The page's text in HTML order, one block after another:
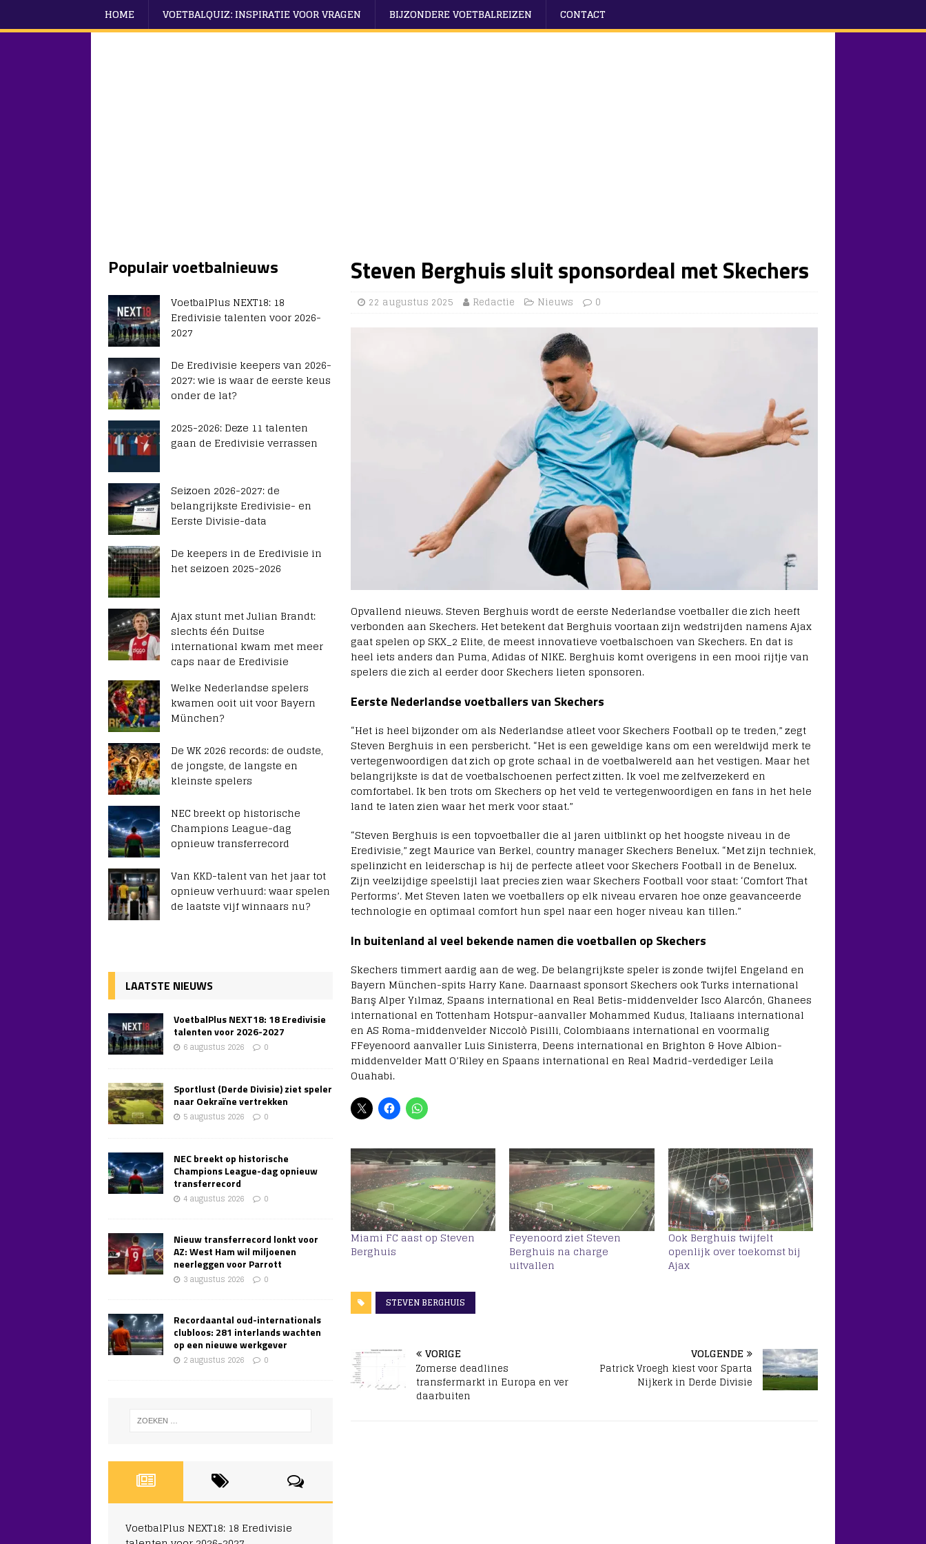
HOME VOETBALQUIZ: INSPIRATIE VOOR VRAGEN BIJZONDERE VOETBALREIZEN CONTACT
Steven Berghuis sluit sponsordeal met Skechers
22 augustus 2025 Redactie Nieuws 0
Opvallend nieuws. Steven Berghuis wordt de eerste Nederlandse voetballer die zich heeft
verbonden aan Skechers. Het betekent dat Berghuis voortaan zijn wedstrijden namens Ajax
gaat spelen op SKX_2 Elite, de meest innovatieve voetbalschoen van Skechers. En dat is
heel iets anders dan Puma, Adidas of NIKE. Berghuis komt overigens in een mooi rijtje van
spelers die zich al eerder door Skechers lieten sponsoren.
Eerste Nederlandse voetballers van Skechers
“Het is heel bijzonder om als Nederlandse atleet voor Skechers Football op te treden,” zegt
Steven Berghuis in een persbericht. “Het is een geweldige kans om een wereldwijd merk te
vertegenwoordigen dat zich op grote schaal in de voetbalwereld aan het vestigen. Maar het
belangrijkste is dat de voetbalschoenen perfect zitten. Ik voel me zelfverzekerd en
comfortabel. Ik ben trots om Skechers op het veld te vertegenwoordigen en fans in het hele
land te laten zien waar het merk voor staat.”
“Steven Berghuis is een topvoetballer die al jaren uitblinkt op het hoogste niveau in de
Eredivisie,” zegt Maurice van Berkel, country manager Skechers Benelux. “Met zijn techniek,
spelinzicht en leiderschap is hij de perfecte atleet voor Skechers Football in de Benelux.
Zijn veelzijdige speelstijl laat precies zien waar Skechers Football voor staat: ‘Comfort That
Performs’. Met Steven laten we voetballers op elk niveau ervaren hoe onze geavanceerde
technologie en optimaal comfort hun spel naar een hoger niveau kan tillen.”
In buitenland al veel bekende namen die voetballen op Skechers
Skechers timmert aardig aan de weg. De belangrijkste speler is zonde twijfel Engeland en
Bayern München-spits Harry Kane. Daarnaast sponsort Skechers ook Turks international
Barış Alper Yılmaz, Spaans international en Real Betis-middenvelder Isco Alarcón, Ghanees
international en Tottenham Hotspur-aanvaller Mohammed Kudus, Italiaans international
en AS Roma-middenvelder Niccolò Pisilli, Colombiaans international en voormalig
FFeyenoord aanvaller Luis Sinisterra, Deens international en Brighton & Hove Albion-
middenvelder Matt O’Riley en Spaans international en Real Madrid-verdediger Leila
Ouahabi.
Miami FC aast op Steven
Berghuis
Feyenoord ziet Steven
Berghuis na charge
uitvallen
Ook Berghuis twijfelt
openlijk over toekomst bij
Ajax
STEVEN BERGHUIS
VORIGE
Zomerse deadlines
transfermarkt in Europa en ver
daarbuiten
VOLGENDE
Patrick Vroegh kiest voor Sparta
Nijkerk in Derde Divisie
Populair voetbalnieuws
VoetbalPlus NEXT18: 18
Eredivisie talenten voor 2026-
2027
De Eredivisie keepers van 2026-
2027: wie is waar de eerste keus
onder de lat?
2025-2026: Deze 11 talenten
gaan de Eredivisie verrassen
Seizoen 2026-2027: de
belangrijkste Eredivisie- en
Eerste Divisie-data
De keepers in de Eredivisie in
het seizoen 2025-2026
Ajax stunt met Julian Brandt:
slechts één Duitse
international kwam met meer
caps naar de Eredivisie
Welke Nederlandse spelers
kwamen ooit uit voor Bayern
München?
De WK 2026 records: de oudste,
de jongste, de langste en
kleinste spelers
NEC breekt op historische
Champions League-dag
opnieuw transferrecord
Van KKD-talent van het jaar tot
opnieuw verhuurd: waar spelen
de laatste vijf winnaars nu?
LAATSTE NIEUWS
VoetbalPlus NEXT18: 18 Eredivisie
talenten voor 2026-2027
6 augustus 2026 0
Sportlust (Derde Divisie) ziet speler
naar Oekraïne vertrekken
5 augustus 2026 0
NEC breekt op historische
Champions League-dag opnieuw
transferrecord
4 augustus 2026 0
Nieuw transferrecord lonkt voor
AZ: West Ham wil miljoenen
neerleggen voor Parrott
3 augustus 2026 0
Recordaantal oud-internationals
clubloos: 281 interlands wachten
op een nieuwe werkgever
2 augustus 2026 0
VoetbalPlus NEXT18: 18 Eredivisie